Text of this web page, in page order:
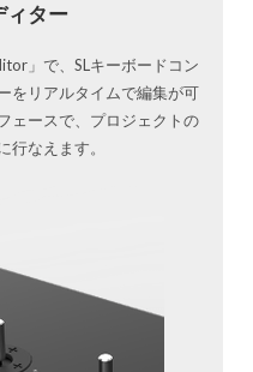
ィター
」で、SLキーボードコン
をリアルタイムで編集が可
ェースで、プロジェクトの
行なえます。